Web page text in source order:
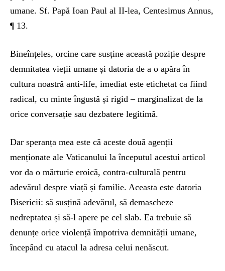
umane. Sf. Papă Ioan Paul al II-lea, Centesimus Annus,
¶ 13.
Bineînțeles, orcine care susține această poziție despre
demnitatea vieții umane și datoria de a o apăra în
cultura noastră anti-life, imediat este etichetat ca fiind
radical, cu minte îngustă și rigid – marginalizat de la
orice conversație sau dezbatere legitimă.
Dar speranța mea este că aceste două agenții
menționate ale Vaticanului la începutul acestui articol
vor da o mărturie eroică, contra-culturală pentru
adevărul despre viață și familie. Aceasta este datoria
Bisericii: să susțină adevărul, să demascheze
nedreptatea și să-l apere pe cel slab. Ea trebuie să
denunțe orice violență împotriva demnității umane,
începând cu atacul la adresa celui nenăscut.